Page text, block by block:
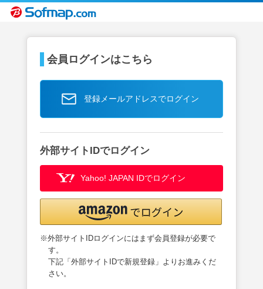
会員ログインはこちら
登録メールアドレスでログイン
外部サイトIDでログイン
Yahoo! JAPAN IDでログイン
※外部サイトIDログインにはまず会員登録が必要で
す。
下記「外部サイトIDで新規登録」よりお進みくだ
さい。